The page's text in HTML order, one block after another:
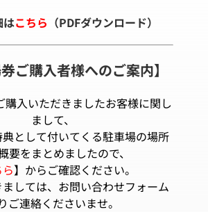
はこちら （PDFダウンロード）
券ご購入者様へのご案内】
購入いただきましたお客様に関し
まして、
として付いてくる駐車場の場所
要をまとめましたので、
】からご確認ください。
しては、お問い合わせフォーム
ご連絡くださいませ。